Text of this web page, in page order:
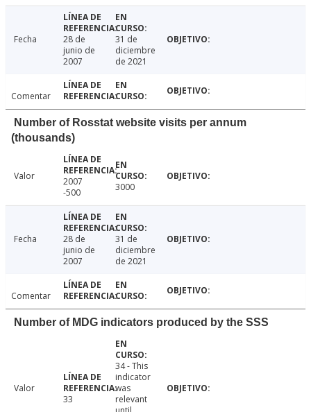
Fecha
28 de
junio de
2007
31 de
diciembre
de 2021
Comentar
Number of Rosstat website visits per annum
(thousands)
Valor
2007
-500
3000
Fecha
28 de
junio de
2007
31 de
diciembre
de 2021
Comentar
Number of MDG indicators produced by the SSS
Valor
33
34 - This
indicator
was
relevant